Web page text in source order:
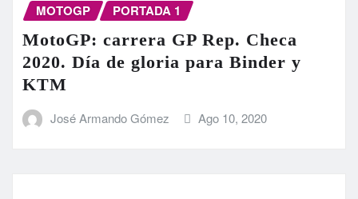
MOTOGP PORTADA 1
MotoGP: carrera GP Rep. Checa
2020. Día de gloria para Binder y
KTM
José Armando Gómez Ago 10, 2020